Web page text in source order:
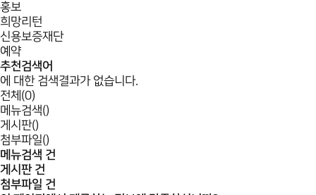
홍보
희망리턴
신용보증재단
예약
추천검색어
에 대한 검색결과가 없습니다.
전체(0)
메뉴검색()
게시판()
첨부파일()
메뉴검색 건
게시판 건
첨부파일 건